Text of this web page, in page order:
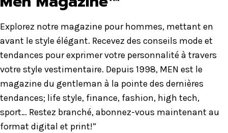
Explorez notre magazine pour hommes, mettant en
avant le style élégant. Recevez des conseils mode et
tendances pour exprimer votre personnalité à travers
votre style vestimentaire. Depuis 1998, MEN est le
magazine du gentleman à la pointe des dernières
tendances; life style, finance, fashion, high tech,
sport… Restez branché, abonnez-vous maintenant au
format digital et print!”